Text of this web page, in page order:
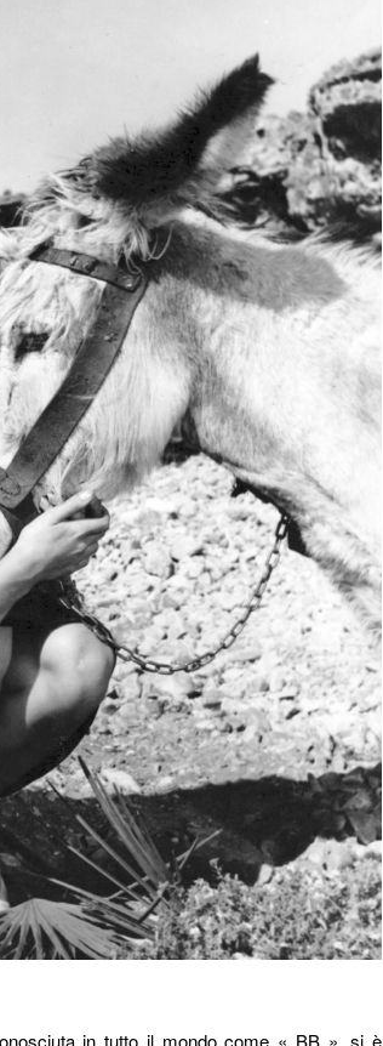
in tutto il mondo come « BB », si è